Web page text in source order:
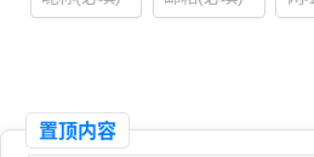
置顶内容